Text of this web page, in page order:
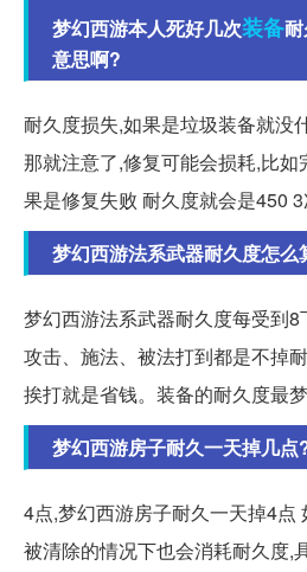
梦幻西游本人死好几次装备
意思啊?
耐久度损失,如果是垃圾装备就没
那就注意了,修复可能会损耗,比
果是修复失败 耐久度就会是450 3
梦幻西游法系武器耐久度怎么
梦幻西游法系武器耐久度每受到8
攻击、施法、被法打到都是不掉
挨打就是省钱。装备的耐久度最
梦幻西游房子耐久一天掉几点
4点,梦幻西游房子耐久一天掉4点
被清除的情况下也会消耗耐久度,